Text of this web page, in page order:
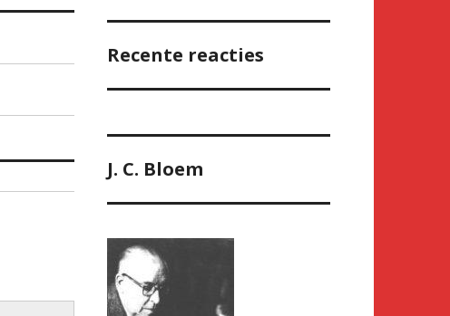
Recente reacties
J. C. Bloem